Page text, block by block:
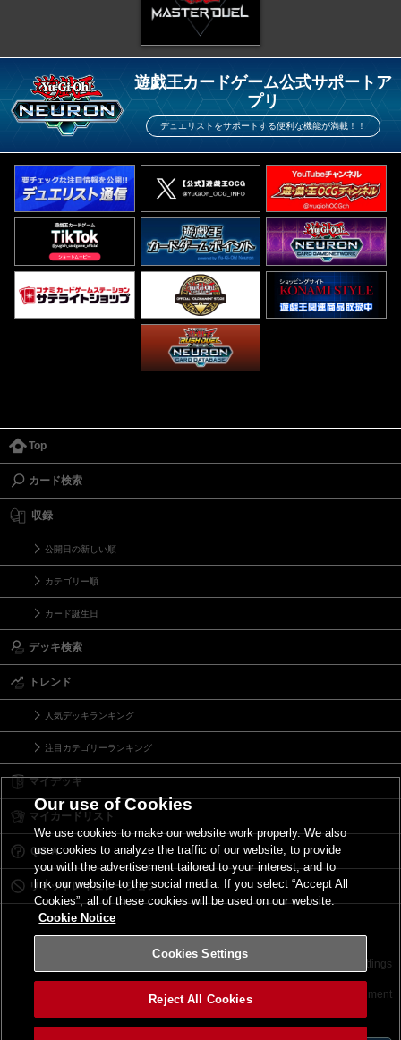
遊戯王カードゲーム公式サポートア
プリ
デュエリストをサポートする便利な機能が満載！！
Top
カード検索
収録
公開日の新しい順
カテゴリー順
カード誕生日
デッキ検索
トレンド
人気デッキランキング
注目カテゴリーランキング
マイデッキ
マイカードリスト
Ｑ＆Ａ
リミットレギュレーション
サイトポリシー Cookies Settings
©2026 Konami Digital Entertainment
Our use of Cookies
We use cookies to make our website work properly. We also
use cookies to analyze the traffic of our website, to provide
you with the advertisement tailored to your interest, and to
link our website to the social media. If you select “Accept All
Cookies”, all of these cookies will be used on our website.
Cookie Notice
Cookies Settings
Reject All Cookies